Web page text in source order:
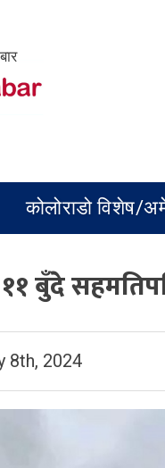
कोलोराडो विशेष/
बुँदे
8th, 2024